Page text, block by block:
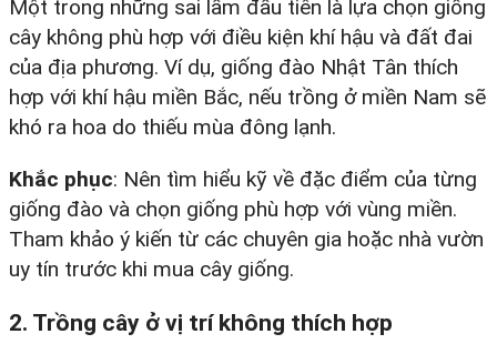
Một trong những sai lầm đầu tiên là lựa chọn giống
cây không phù hợp với điều kiện khí hậu và đất đai
của địa phương. Ví dụ, giống đào Nhật Tân thích
hợp với khí hậu miền Bắc, nếu trồng ở miền Nam sẽ
khó ra hoa do thiếu mùa đông lạnh.​
Khắc phục: Nên tìm hiểu kỹ về đặc điểm của từng
giống đào và chọn giống phù hợp với vùng miền.
Tham khảo ý kiến từ các chuyên gia hoặc nhà vườn
uy tín trước khi mua cây giống.​
2. Trồng cây ở vị trí không thích hợp